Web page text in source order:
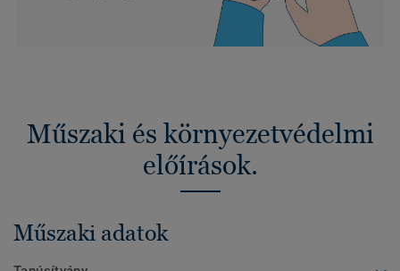
Műszaki és környezetvédelmi
előírások.
Műszaki adatok